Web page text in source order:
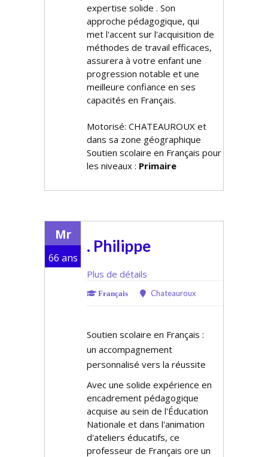
expertise solide . Son
approche pédagogique, qui
met l'accent sur l'acquisition de
méthodes de travail efficaces,
assurera à votre enfant une
progression notable et une
meilleure confiance en ses
capacités en Français.
Motorisé: CHATEAUROUX et
dans sa zone géographique
Soutien scolaire en Français pour
les niveaux : Primaire
Mr
66 ans
. Philippe
Plus de détails
Français Chateauroux
Soutien scolaire en Français :
un accompagnement
personnalisé vers la réussite
Avec une solide expérience en
encadrement pédagogique
acquise au sein de l'Éducation
Nationale et dans l'animation
d'ateliers éducatifs, ce
professeur de Français offre un